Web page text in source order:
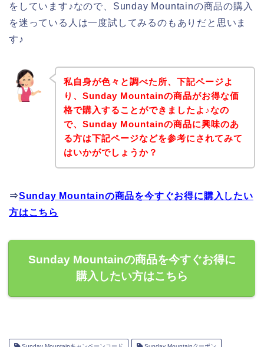
をしています♪なので、Sunday Mountainの商品の購入
を迷っている人は一度試してみるのもありだと思いま
す♪
私自身が色々と調べた所、下記ページよ
り、Sunday Mountainの商品がお得な価
格で購入することができましたよ♪なの
で、Sunday Mountainの商品に興味のあ
る方は下記ページなどを参考にされてみて
はいかがでしょうか？
⇒Sunday Mountainの商品を今すぐお得に購入したい
方はこちら
Sunday Mountainの商品を今すぐお得に
購入したい方はこちら